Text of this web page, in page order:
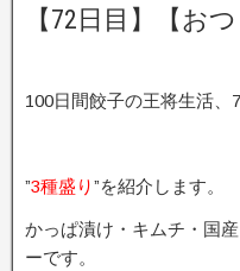
【72日目】【お
100日間餃子の王将生活、
”3種盛り”を紹介します。
かっぱ漬け・キムチ・国
ーです。